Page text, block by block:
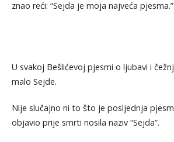
znao reći: “Sejda je moja najveća pjesma.”
U svakoj Bešlićevoj pjesmi o ljubavi i
malo Sejde.
Nije slučajno ni to što je posljednja
objavio prije smrti nosila naziv “Sejda”.